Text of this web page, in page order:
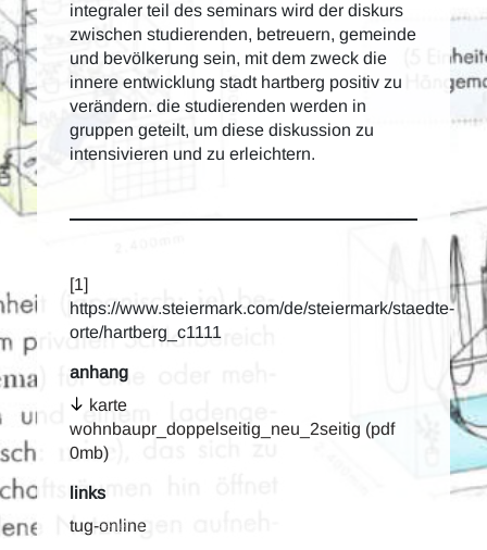
seiten aus riken yamamoto_local community area | bild riken
integraler teil des seminars wird der diskurs
zwischen studierenden, betreuern, gemeinde
und bevölkerung sein, mit dem zweck die
innere entwicklung stadt hartberg positiv zu
verändern. die studierenden werden in
gruppen geteilt, um diese diskussion zu
intensivieren und zu erleichtern.
[1]
https://www.steiermark.com/de/steiermark/staedte-
orte/hartberg_c1111
anhang
karte
wohnbaupr_doppelseitig_neu_2seitig (pdf
0mb)
links
tug-online